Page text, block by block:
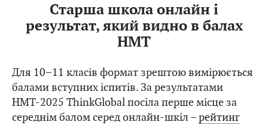
Старша школа онлайн і
результат, який видно в балах
НМТ
Для 10–11 класів формат зрештою вимірюється
балами вступних іспитів. За результатами
НМТ-2025 ThinkGlobal посіла перше місце за
середнім балом серед онлайн-шкіл –рейтинг